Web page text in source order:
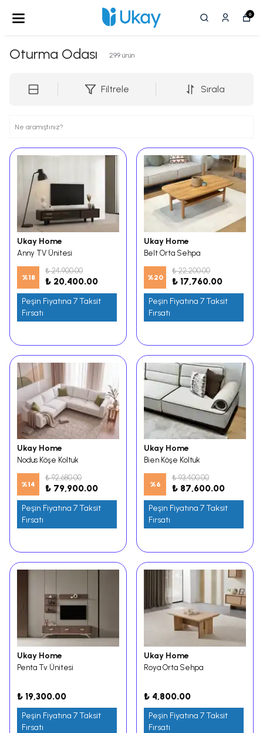
0
Oturma Odası 299 ürün
Filtrele Sırala
Ukay Home
Anny TV Ünitesi
%18
₺ 24,900.00
₺ 20,400.00
Peşin Fiyatına 7 Taksit
Fırsatı
Ukay Home
Belt Orta Sehpa
%20
₺ 22,200.00
₺ 17,760.00
Peşin Fiyatına 7 Taksit
Fırsatı
Ukay Home
Nodus Köşe Koltuk
%14
₺ 92,680.00
₺ 79,900.00
Peşin Fiyatına 7 Taksit
Fırsatı
Ukay Home
Bien Köşe Koltuk
%6
₺ 93,400.00
₺ 87,600.00
Peşin Fiyatına 7 Taksit
Fırsatı
Ukay Home
Penta Tv Ünitesi
₺ 19,300.00
Peşin Fiyatına 7 Taksit
Fırsatı
Ukay Home
Roya Orta Sehpa
₺ 4,800.00
Peşin Fiyatına 7 Taksit
Fırsatı